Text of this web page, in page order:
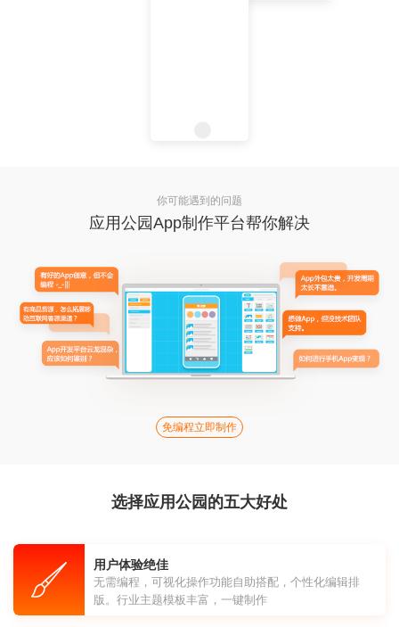
你可能遇到的问题
应用公园App制作平台帮你解决
免编程立即制作
选择应用公园的五大好处
用户体验绝佳
无需编程，可视化操作功能自助搭配，个性化编辑排
版。行业主题模板丰富，一键制作